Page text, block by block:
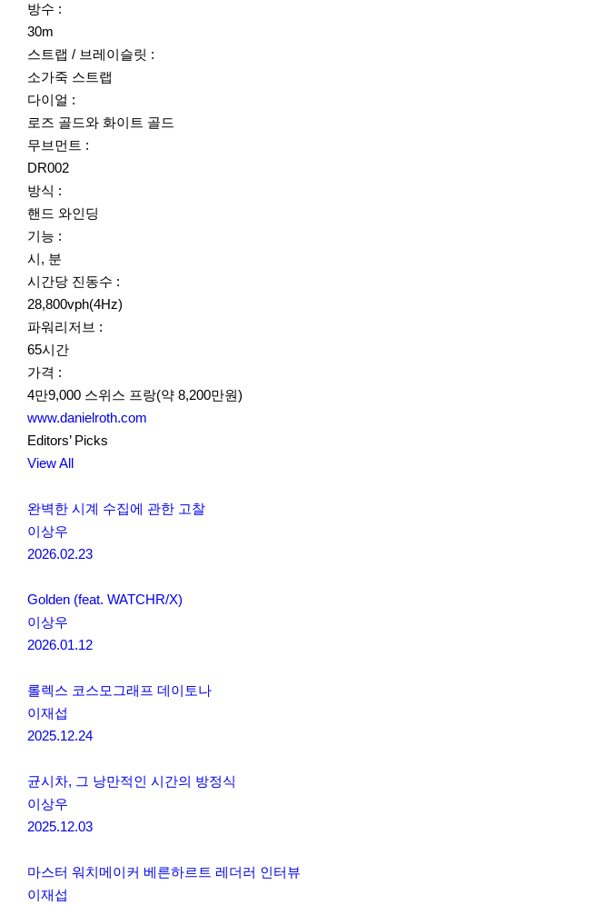
방수 :
30m
스트랩 / 브레이슬릿 :
소가죽 스트랩
다이얼 :
로즈 골드와 화이트 골드
무브먼트 :
DR002
방식 :
핸드 와인딩
기능 :
시, 분
시간당 진동수 :
28,800vph(4Hz)
파워리저브 :
65시간
가격 :
4만9,000 스위스 프랑(약 8,200만원)
www.danielroth.com
Editors’ Picks
View All
완벽한 시계 수집에 관한 고찰
이상우
2026.02.23
Golden (feat. WATCHR/X)
이상우
2026.01.12
롤렉스 코스모그래프 데이토나
이재섭
2025.12.24
균시차, 그 낭만적인 시간의 방정식
이상우
2025.12.03
마스터 워치메이커 베른하르트 레더러 인터뷰
이재섭